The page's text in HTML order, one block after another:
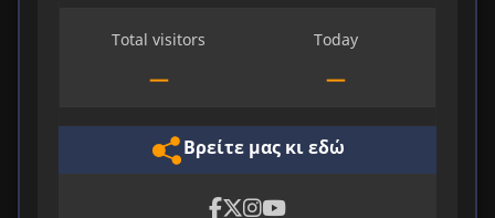
Total visitors
—
Today
—
Βρείτε μας κι εδώ